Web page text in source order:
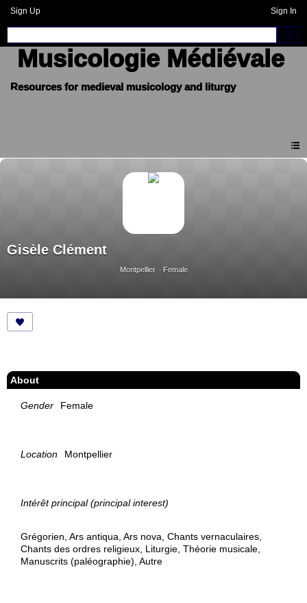
Sign Up Sign In
Musicologie Médiévale
Gisèle Clément
Montpellier Female
About
Gender Female
Location Montpellier
Intérêt principal (principal interest)
Grégorien, Ars antiqua, Ars nova, Chants vernaculaires,
Chants des ordres religieux, Liturgie, Théorie musicale,
Manuscrits (paléographie), Autre